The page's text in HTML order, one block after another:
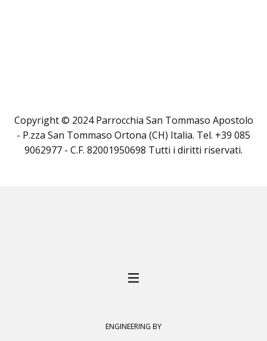
Copyright © 2024 Parrocchia San Tommaso Apostolo
- P.zza San Tommaso Ortona (CH) Italia. Tel. +39 085
9062977 - C.F. 82001950698 Tutti i diritti riservati.
ENGINEERING BY